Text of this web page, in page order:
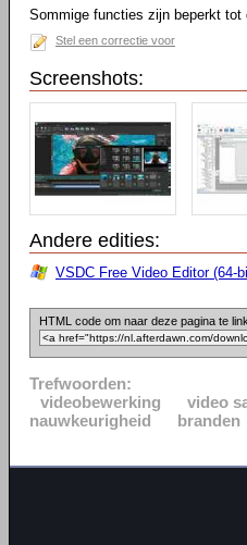
Sommige functies zijn beperkt tot
Stel een correctie voor
Screenshots:
Andere edities:
VSDC Free Video Editor (64-
HTML code om naar deze pagina te
Trefwoorden:
videobewerking
video
nauwkeurigheid
branden